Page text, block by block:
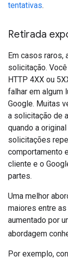
tentativas.
Retirada
Em casos raros,
solicitação.
HTTP 4XX ou
falhar em algum
Google. Muitas
a solicitação de
quando a
solicitações
comportamento
cliente e o
partes.
Uma melhor
maiores entre
aumentado por
abordagem
Por exemplo,